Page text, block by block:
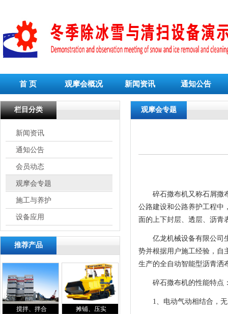
首 页 观摩会概况 新闻资讯 通知公告
栏目分类
新闻资讯
通知公告
会员动态
观摩会专题
施工与养护
设备应用
推荐产品
搅拌、拌合 摊铺、压实
观摩会专题
碎石撒布机又称石屑撒布
公路建设和公路养护工程中
面的上下封层、透层、沥青
亿龙机械设备有限公司生
势并根据用户施工经验，自
生产的全自动智能型沥青洒
碎石撒布机的性能特点
1、电动气动相结合，无